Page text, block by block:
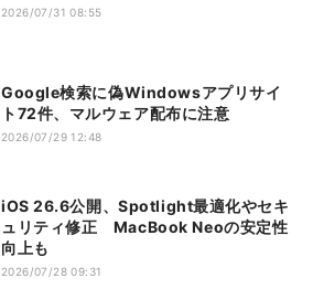
2026/07/31 08:55
Google検索に偽Windowsアプリサイ
ト72件、マルウェア配布に注意
2026/07/29 12:48
iOS 26.6公開、Spotlight最適化やセキ
ュリティ修正 MacBook Neoの安定性
向上も
2026/07/28 09:31